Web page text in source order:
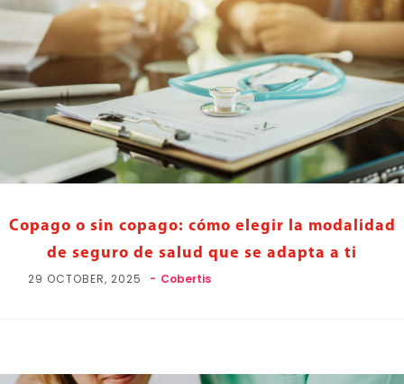
Copago o sin copago: cómo elegir la modalidad
de seguro de salud que se adapta a ti
29 OCTOBER, 2025 Cobertis